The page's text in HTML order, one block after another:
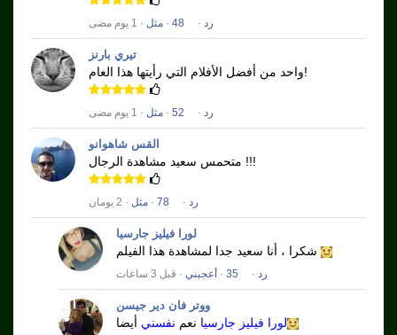
رد ·
48
· مثل · 1 يوم مضى
تيري بارنز
واحد من أفضل الأفلام التي رأيتها هذا العام!
رد ·
52
· مثل · 1 يوم مضى
القس شاهوانو
متحمس سعيد مشاهدة الرجال !!!
رد ·
78
· مثل · 2 يومان
لورا فيليز جارسيا
رد ·
35
· أعجبني · قبل 3 ساعات
ووتر فان دير جيسن
لورا فيليز جارسيا نعم نفسني أيضا